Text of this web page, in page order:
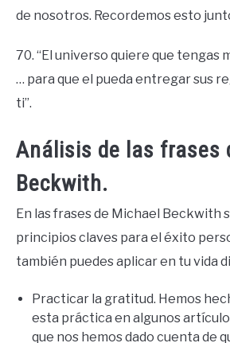
de nosotros. Recordemos esto
70. “El universo quiere que tengas
… para que el pueda entregar sus
ti”.
Análisis de las frases
Beckwith.
En las frases de Michael Beckwith
principios claves para el éxito
también puedes aplicar en tu vida
Practicar la gratitud. Hemos
esta práctica en algunos
que nos hemos dado cuenta de